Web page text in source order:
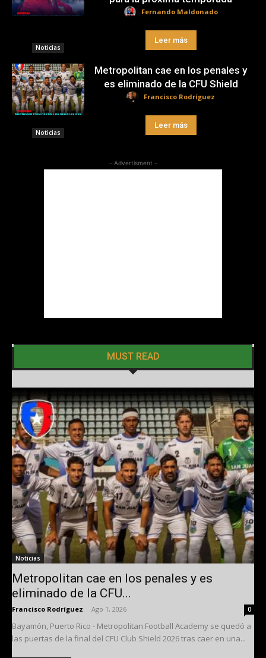
Noticias
Fernando Maldonado
Leer más
Noticias
Metropolitan cae en los penales y
es eliminado de la CFU Shield
Francisco Rodríguez
Leer más
- Advertisment -
MUST READ
Noticias
Metropolitan cae en los penales y es
eliminado de la CFU...
Francisco Rodríguez Ago 1, 2026 0
Bayamón, Puerto Rico - Metropolitan Football Academy se quedó a
las puertas de la final del CFU Club Shield 2026 tras caer en una...